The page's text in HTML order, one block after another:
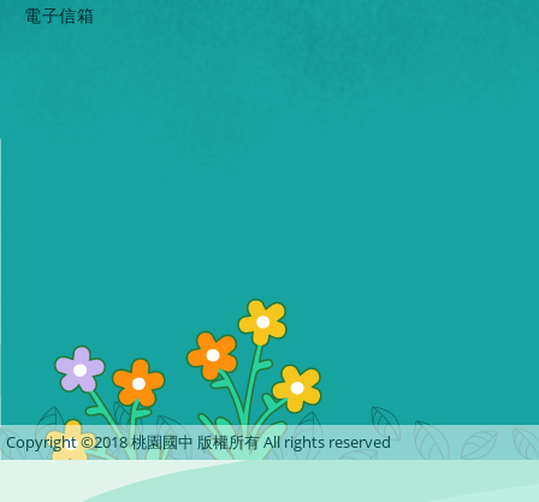
電子信箱
Copyright ©2018 桃園國中 版權所有 All rights reserved